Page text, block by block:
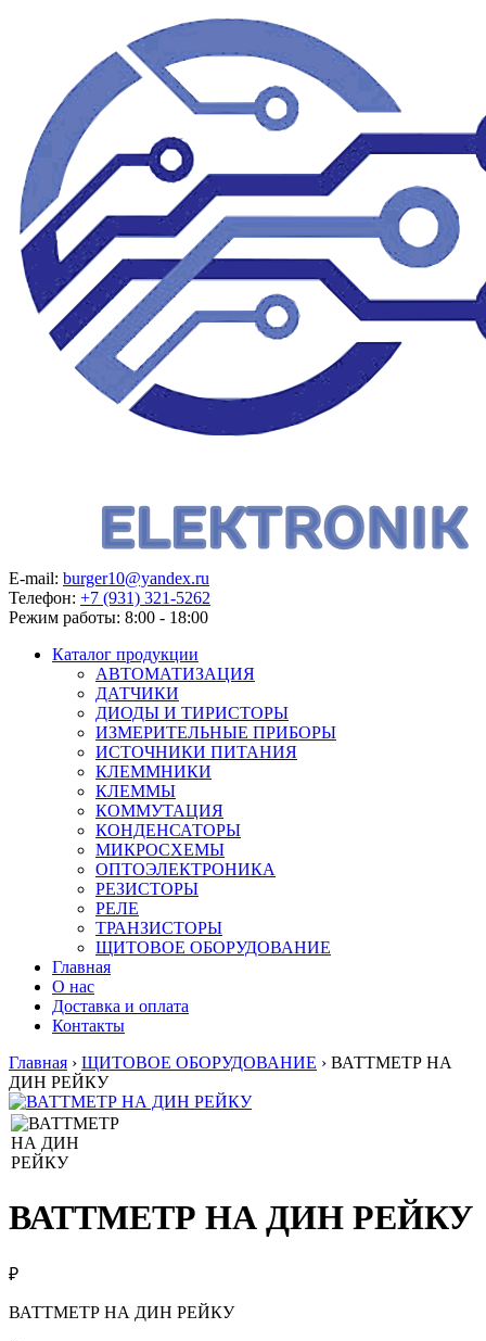
E-mail: burger10@yandex.ru
Телефон: +7 (931) 321-5262
Режим работы: 8:00 - 18:00
Каталог продукции
АВТОМАТИЗАЦИЯ
ДАТЧИКИ
ДИОДЫ И ТИРИСТОРЫ
ИЗМЕРИТЕЛЬНЫЕ ПРИБОРЫ
ИСТОЧНИКИ ПИТАНИЯ
КЛЕММНИКИ
КЛЕММЫ
КОММУТАЦИЯ
КОНДЕНСАТОРЫ
МИКРОСХЕМЫ
ОПТОЭЛЕКТРОНИКА
РЕЗИСТОРЫ
РЕЛЕ
ТРАНЗИСТОРЫ
ЩИТОВОЕ ОБОРУДОВАНИЕ
Главная
О нас
Доставка и оплата
Контакты
Главная › ЩИТОВОЕ ОБОРУДОВАНИЕ › ВАТТМЕТР НА
ДИН РЕЙКУ
ВАТТМЕТР НА ДИН РЕЙКУ
₽
ВАТТМЕТР НА ДИН РЕЙКУ